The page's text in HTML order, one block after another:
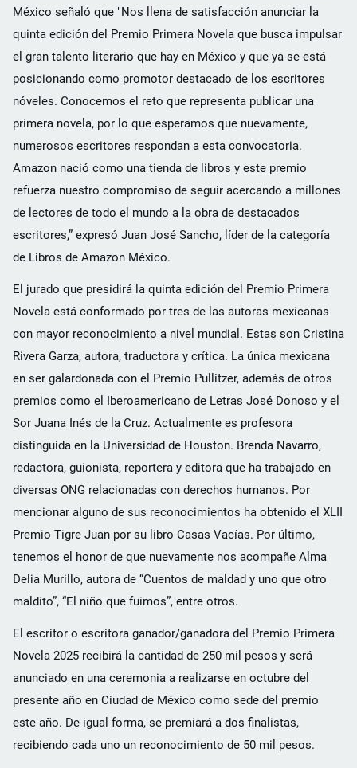
México señaló que "Nos llena de satisfacción anunciar la
quinta edición del Premio Primera Novela que busca impulsar
el gran talento literario que hay en México y que ya se está
posicionando como promotor destacado de los escritores
nóveles. Conocemos el reto que representa publicar una
primera novela, por lo que esperamos que nuevamente,
numerosos escritores respondan a esta convocatoria.
Amazon nació como una tienda de libros y este premio
refuerza nuestro compromiso de seguir acercando a millones
de lectores de todo el mundo a la obra de destacados
escritores,” expresó Juan José Sancho, líder de la categoría
de Libros de Amazon México.
El jurado que presidirá la quinta edición del Premio Primera
Novela está conformado por tres de las autoras mexicanas
con mayor reconocimiento a nivel mundial. Estas son Cristina
Rivera Garza, autora, traductora y crítica. La única mexicana
en ser galardonada con el Premio Pullitzer, además de otros
premios como el Iberoamericano de Letras José Donoso y el
Sor Juana Inés de la Cruz. Actualmente es profesora
distinguida en la Universidad de Houston. Brenda Navarro,
redactora, guionista, reportera y editora que ha trabajado en
diversas ONG relacionadas con derechos humanos. Por
mencionar alguno de sus reconocimientos ha obtenido el XLII
Premio Tigre Juan por su libro Casas Vacías. Por último,
tenemos el honor de que nuevamente nos acompañe Alma
Delia Murillo, autora de “Cuentos de maldad y uno que otro
maldito”, “El niño que fuimos”, entre otros.
El escritor o escritora ganador/ganadora del Premio Primera
Novela 2025 recibirá la cantidad de 250 mil pesos y será
anunciado en una ceremonia a realizarse en octubre del
presente año en Ciudad de México como sede del premio
este año. De igual forma, se premiará a dos finalistas,
recibiendo cada uno un reconocimiento de 50 mil pesos.